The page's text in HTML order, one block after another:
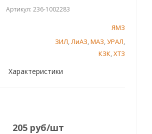
Артикул: 236-1002283
ЯМЗ
ЗИЛ,ЛиАЗ,МАЗ,УРАЛ,
КЗК,ХТЗ
Характеристики
205 руб/шт